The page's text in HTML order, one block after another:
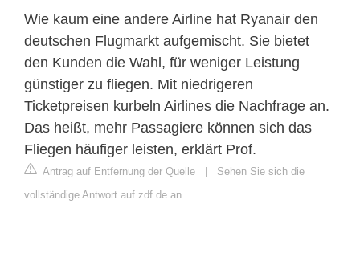
Wie kaum eine andere Airline hat Ryanair den
deutschen Flugmarkt aufgemischt. Sie bietet
den Kunden die Wahl, für weniger Leistung
günstiger zu fliegen. Mit niedrigeren
Ticketpreisen kurbeln Airlines die Nachfrage an.
Das heißt, mehr Passagiere können sich das
Fliegen häufiger leisten, erklärt Prof.
Antrag auf Entfernung der Quelle
Sehen Sie sich die
vollständige Antwort auf zdf.de an